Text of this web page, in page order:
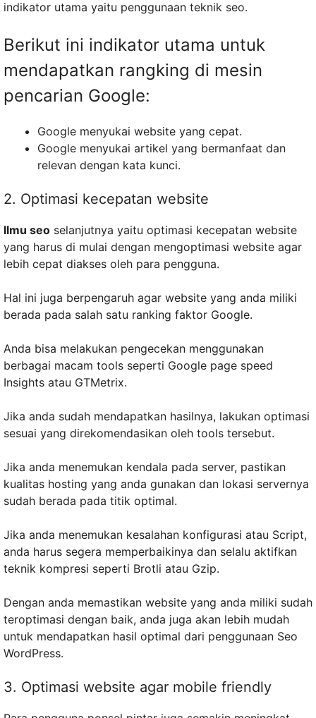
indikator utama yaitu penggunaan teknik seo.
Berikut ini indikator utama untuk
mendapatkan rangking di mesin
pencarian Google:
Google menyukai website yang cepat.
Google menyukai artikel yang bermanfaat dan
relevan dengan kata kunci.
2. Optimasi kecepatan website
Ilmu seo selanjutnya yaitu optimasi kecepatan website
yang harus di mulai dengan mengoptimasi website agar
lebih cepat diakses oleh para pengguna.
Hal ini juga berpengaruh agar website yang anda miliki
berada pada salah satu ranking faktor Google.
Anda bisa melakukan pengecekan menggunakan
berbagai macam tools seperti Google page speed
Insights atau GTMetrix.
Jika anda sudah mendapatkan hasilnya, lakukan optimasi
sesuai yang direkomendasikan oleh tools tersebut.
Jika anda menemukan kendala pada server, pastikan
kualitas hosting yang anda gunakan dan lokasi servernya
sudah berada pada titik optimal.
Jika anda menemukan kesalahan konfigurasi atau Script,
anda harus segera memperbaikinya dan selalu aktifkan
teknik kompresi seperti Brotli atau Gzip.
Dengan anda memastikan website yang anda miliki sudah
teroptimasi dengan baik, anda juga akan lebih mudah
untuk mendapatkan hasil optimal dari penggunaan Seo
WordPress.
3. Optimasi website agar mobile friendly